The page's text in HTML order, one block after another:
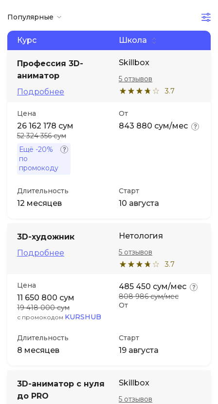
Популярные
Курс Школа
Профессия 3D-
аниматор
Подробнее
Skillbox
3.7
5 отзывов
Цена
26 162 178 сум
52 324 356 сум
Ещё -20%
по
промокоду
От
843 880 сум/мес
Длительность
12 месяцев
Старт
10 августа
3D-художник
Подробнее
Нетология
3.7
5 отзывов
Цена
11 650 800 сум
19 418 000 сум
с промокодом KURSHUB
От
485 450 сум/мес
808 986 сум/мес
Длительность
8 месяцев
Старт
19 августа
3D-аниматор с нуля
до PRO
Skillbox
5 отзывов
Менеджмент
Иностранные языки
Soft Skills
ДПО
Детям
Акции и промокоды